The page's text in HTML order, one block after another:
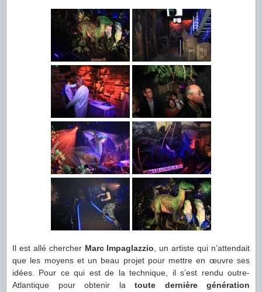
Il est allé chercher Marc Impaglazzio, un artiste qui n’attendait
que les moyens et un beau projet pour mettre en œuvre ses
idées. Pour ce qui est de la technique, il s’est rendu outre-
Atlantique pour obtenir la toute dernière génération